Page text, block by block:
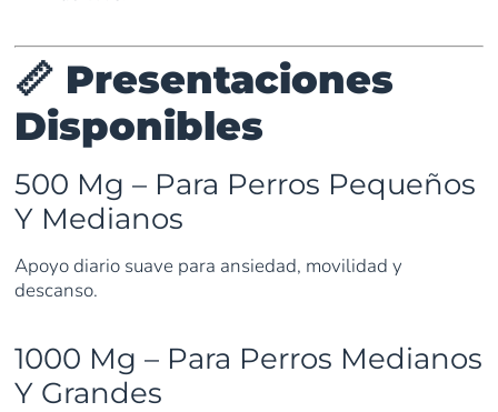
📏 Presentaciones
Disponibles
500 Mg – Para Perros Pequeños
Y Medianos
Apoyo diario suave para ansiedad, movilidad y
descanso.
1000 Mg – Para Perros Medianos
Y Grandes